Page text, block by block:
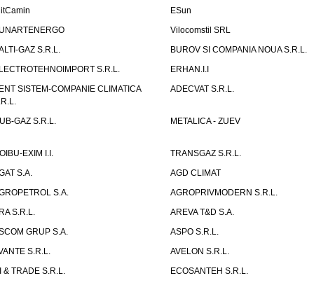
ESun
Vilocomstil SRL
GAZ S.R.L.
BUROV SI COMPANIA NOUA S.R.L.
S.R.L.
ERHAN.I.I
SISTEM-COMPANIE CLIMATICA
ADECVAT S.R.L.
GAZ S.R.L. METALICA - ZUEV
EXIM I.I.
TRANSGAZ S.R.L.
S.A.
AGD CLIMAT
S.A.
AGROPRIVMODERN S.R.L.
S.R.L.
AREVA T&D S.A.
GRUP S.A.
ASPO S.R.L.
S.R.L.
AVELON S.R.L.
& TRADE S.R.L.
ECOSANTEH S.R.L.